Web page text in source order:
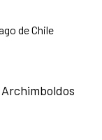
de Chile